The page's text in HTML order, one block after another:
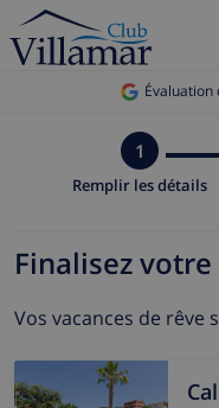
Évaluation
1
Remplir les détails
Finalisez
Vos vacances de rêve